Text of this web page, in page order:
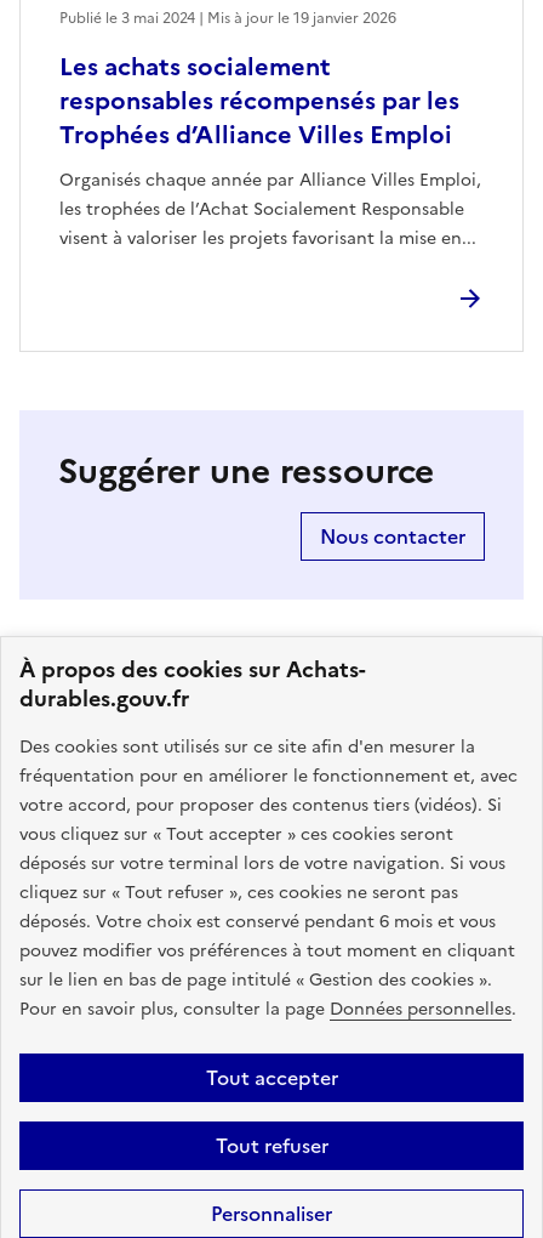
À propos des cookies sur Achats-
durables.gouv.fr
Des cookies sont utilisés sur ce site afin d'en mesurer la
fréquentation pour en améliorer le fonctionnement et, avec
votre accord, pour proposer des contenus tiers (vidéos). Si
vous cliquez sur « Tout accepter » ces cookies seront
déposés sur votre terminal lors de votre navigation. Si vous
cliquez sur « Tout refuser », ces cookies ne seront pas
déposés. Votre choix est conservé pendant 6 mois et vous
pouvez modifier vos préférences à tout moment en cliquant
sur le lien en bas de page intitulé « Gestion des cookies ».
Pour en savoir plus, consulter la page Données personnelles.
Tout accepter
Tout refuser
Personnaliser
Les achats socialement
responsables récompensés par les
Trophées d’Alliance Villes Emploi
Organisés chaque année par Alliance Villes Emploi,
les trophées de l’Achat Socialement Responsable
visent à valoriser les projets favorisant la mise en...
Publié le 3 mai 2024 | Mis à jour le 19 janvier 2026
Suggérer une ressource
Nous contacter
GOUVERNEMENT
L
i
b
e
r
t
é
,
É
l
i
é
Ce portail vise à rassembler toutes les informations
pertinentes sur l'achat durable : textes juridiques,
accompagnement de proximité, formations, outils pratiques
et d'aide à l'élaboration d'une stratégie d'achats
responsables.
info.gouv.fr
service-public.fr
Plan du site Accessibilité : partiellement conforme
Mentions légales
Gestion des cookies
Sauf mention contraire, tous les contenus de ce site sont sous